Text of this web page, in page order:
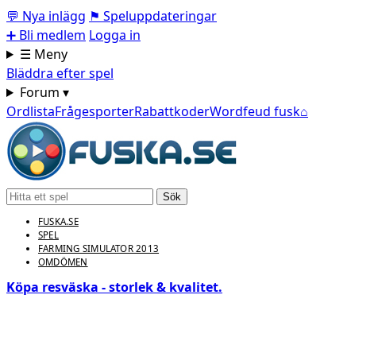
💬 Nya inlägg ⚑ Speluppdateringar
➕ Bli medlem Logga in
☰ Meny
Bläddra efter spel
Forum ▾
OrdlistaFrågesporterRabattkoderWordfeud fusk⌂
Sök
FUSKA.SE
SPEL
FARMING SIMULATOR 2013
OMDÖMEN
Köpa resväska - storlek & kvalitet.